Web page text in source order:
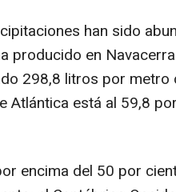
han sido
producido en
298,8 litros por
Atlántica está al 59,8
encima del 50 por